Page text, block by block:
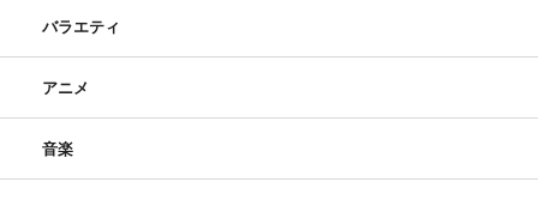
バラエティ
アニメ
音楽